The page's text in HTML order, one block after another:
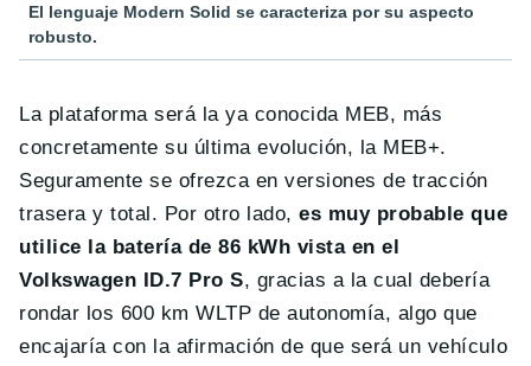
El lenguaje Modern Solid se caracteriza por su aspecto
robusto.
La plataforma será la ya conocida MEB, más
concretamente su última evolución, la MEB+.
Seguramente se ofrezca en versiones de tracción
trasera y total. Por otro lado,es muy probable que
utilice la batería de 86 kWh vista en el
Volkswagen ID.7 Pro S, gracias a la cual debería
rondar los 600 km WLTP de autonomía, algo que
encajaría con la afirmación de que será un vehículo